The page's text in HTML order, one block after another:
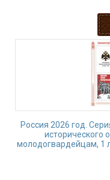
Россия 2026 год.
исторического
молодогвардейцам, 1